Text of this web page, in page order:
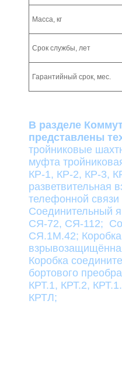
Масса, кг
Срок службы, лет
Гарантийный срок, мес.
В разделе
представлены
тройниковые
муфта
КР-1, КР-2, КР-3,
разветвительная
телефонной
Соединительный
СЯ-72, СЯ-112;
СЯ.1М.42;
Коробка
бортового
КРТ.1, КРТ.2,
КРТЛ;